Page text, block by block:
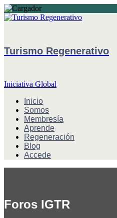
Turismo Regenerativo
Iniciativa Global
Inicio
Somos
Membresía
Aprende
Regeneración
Blog
Accede
Foros IGTR